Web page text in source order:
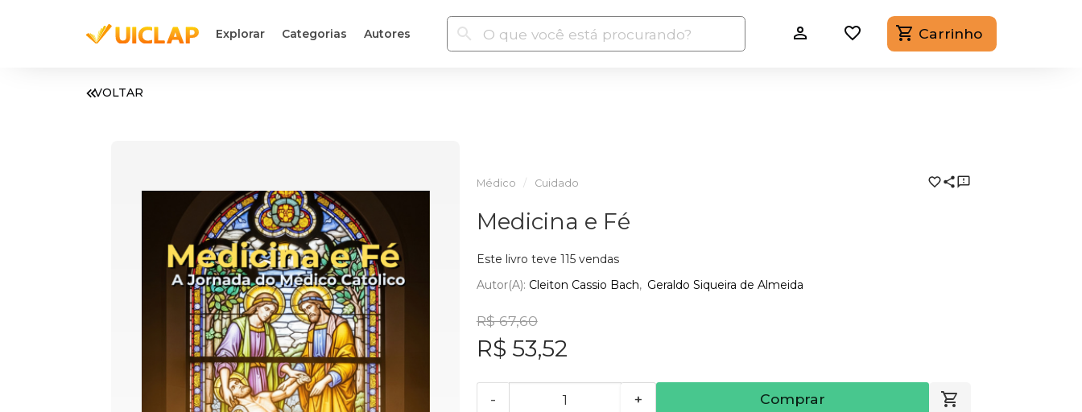
Explorar Categorias Autores Carrinho
VOLTAR
Médico Cuidado
Medicina e Fé
Este livro teve 115 vendas
Autor(a): Cleiton Cassio Bach Geraldo Siqueira de Almeida
R$ 67,60
R$ 53,52
- + Comprar